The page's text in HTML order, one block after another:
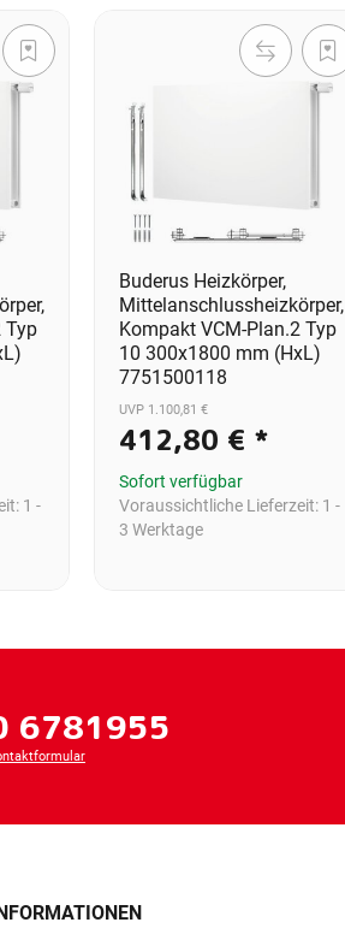
Typ
1 -
Buderus Heizkörper,
Mittelanschlussheizkörper,
Kompakt VCM-Plan.2 Typ
10 300x1800 mm (HxL)
7751500118
UVP 1.100,81 €
412,80 € *
Sofort verfügbar
Voraussichtliche Lieferzeit: 1 -
3 Werktage
6781955